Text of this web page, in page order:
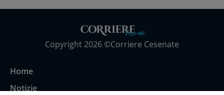
Copyright 2026 ©Corriere Cesenate
Home
Notizie